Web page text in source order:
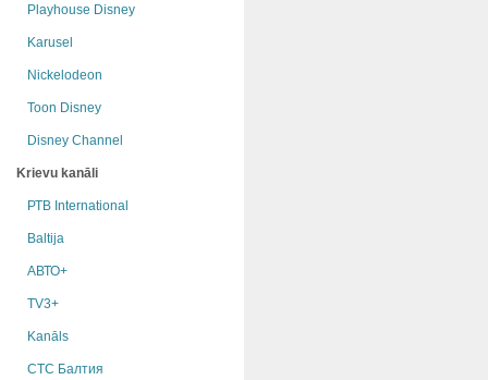
Playhouse Disney
Karusel
Nickelodeon
Toon Disney
Disney Channel
Krievu kanāli
РТB International
Baltija
АВТО+
TV3+
Kanāls
СТС Балтия